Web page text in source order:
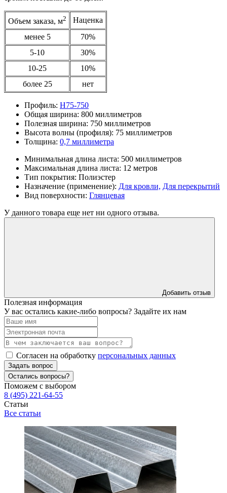
Объем заказа, м2
Наценка
менее 5
70%
5-10
30%
10-25
10%
более 25
нет
Профиль: Н75-750
Общая ширина: 800 миллиметров
Полезная ширина: 750 миллиметров
Высота волны (профиля): 75 миллиметров
Толщина: 0,7 миллиметра
Минимальная длина листа: 500 миллиметров
Максимальная длина листа: 12 метров
Тип покрытия: Полиэстер
Назначение (применение): Для кровли, Для перекрытий
Вид поверхности: Глянцевая
У данного товара еще нет ни одного отзыва.
Добавить отзыв
Полезная информация
У вас остались какие-либо вопросы? Задайте их нам
Согласен на обработку персональных данных
Задать вопрос
Остались вопросы?
Поможем с выбором
8 (495) 221-64-55
Статьи
Все статьи